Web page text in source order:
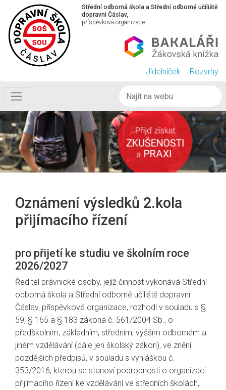
Střední odborná škola a Střední odborné učiliště
dopravní Čáslav,
příspěvková organizace
Jídelníček Rozvrhy
Oznámení výsledků 2.kola
přijímacího řízení
pro přijetí ke studiu ve školním roce
2026/2027
Ředitel právnické osoby, jejíž činnost vykonává Střední
odborná škola a Střední odborné učiliště dopravní
Čáslav, příspěvková organizace, rozhodl v souladu s §
59, § 165 a § 183 zákona č. 561/2004 Sb., o
předškolním, základním, středním, vyšším odborném a
jiném vzdělávání (dále jen školský zákon), ve znění
pozdějších předpisů, v souladu s vyhláškou č.
353/2016, kterou se stanoví podrobnosti o organizaci
přijímacího řízení ke vzdělávání ve středních školách,